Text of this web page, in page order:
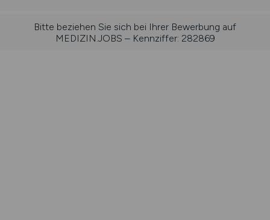
Bitte beziehen Sie sich bei Ihrer Bewerbung auf
MEDIZIN.JOBS – Kennziffer: 282869